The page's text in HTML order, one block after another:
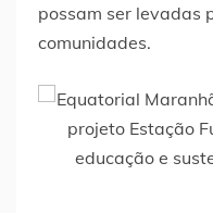
possam ser levadas
comunidades.